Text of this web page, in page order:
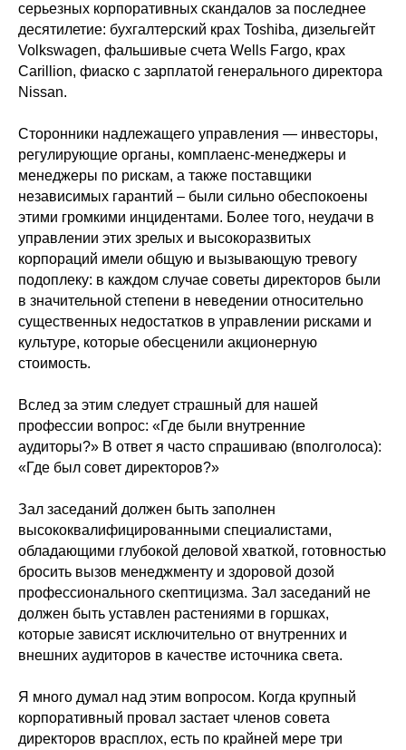
серьезных корпоративных скандалов за последнее
десятилетие: бухгалтерский крах Toshiba, дизельгейт
Volkswagen, фальшивые счета Wells Fargo, крах
Carillion, фиаско с зарплатой генерального директора
Nissan.
Сторонники надлежащего управления — инвесторы,
регулирующие органы, комплаенс-менеджеры и
менеджеры по рискам, а также поставщики
независимых гарантий – были сильно обеспокоены
этими громкими инцидентами. Более того, неудачи в
управлении этих зрелых и высокоразвитых
корпораций имели общую и вызывающую тревогу
подоплеку: в каждом случае советы директоров были
в значительной степени в неведении относительно
существенных недостатков в управлении рисками и
культуре, которые обесценили акционерную
стоимость.
Вслед за этим следует страшный для нашей
профессии вопрос: «Где были внутренние
аудиторы?» В ответ я часто спрашиваю (вполголоса):
«Где был совет директоров?»
Зал заседаний должен быть заполнен
высококвалифицированными специалистами,
обладающими глубокой деловой хваткой, готовностью
бросить вызов менеджменту и здоровой дозой
профессионального скептицизма. Зал заседаний не
должен быть уставлен растениями в горшках,
которые зависят исключительно от внутренних и
внешних аудиторов в качестве источника света.
Я много думал над этим вопросом. Когда крупный
корпоративный провал застает членов совета
директоров врасплох, есть по крайней мере три